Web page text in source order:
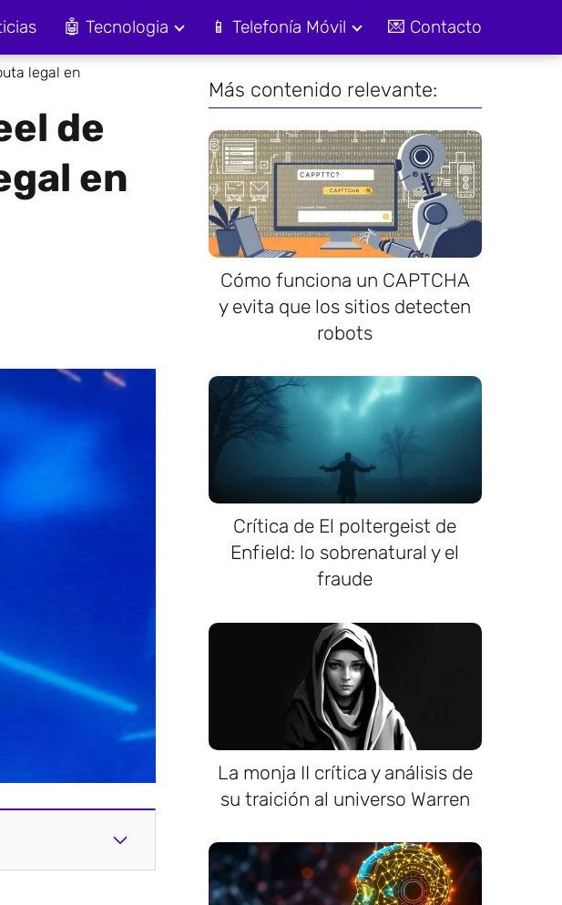
🤖 Tecnologia 📱 Telefonía Móvil 💌 Contacto
legal en
de
en
Más contenido relevante:
Cómo funciona un CAPTCHA
y evita que los sitios detecten
robots
Crítica de El poltergeist de
Enfield: lo sobrenatural y el
fraude
La monja II crítica y análisis de
su traición al universo Warren